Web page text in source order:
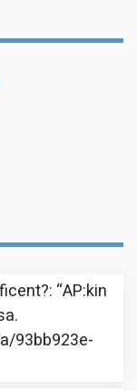
: “AP:kin
93bb923e-